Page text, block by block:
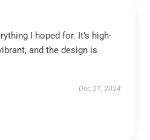
I hoped for. It’s high-
and the design is
Dec 21, 2024